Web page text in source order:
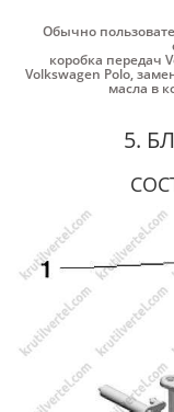
Обычно
коробка передач
Volkswagen Polo,
масла в
5.